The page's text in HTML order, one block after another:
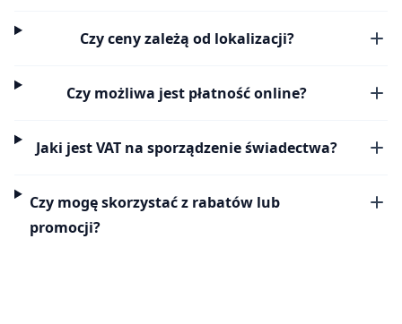
Czy ceny zależą od lokalizacji?
Czy możliwa jest płatność online?
Jaki jest VAT na sporządzenie świadectwa?
Czy mogę skorzystać z rabatów lub
promocji?